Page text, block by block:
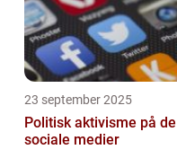
23 september 2025
Politisk aktivisme på de
sociale medier